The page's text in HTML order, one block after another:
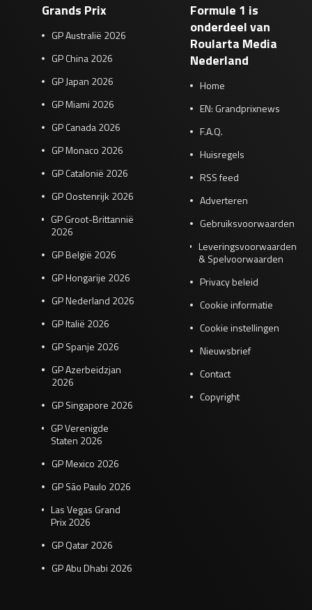
Grands Prix
GP Australië 2026
GP China 2026
GP Japan 2026
GP Miami 2026
GP Canada 2026
GP Monaco 2026
GP Catalonië 2026
GP Oostenrijk 2026
GP Groot-Brittannië
2026
GP België 2026
GP Hongarije 2026
GP Nederland 2026
GP Italië 2026
GP Spanje 2026
GP Azerbeidzjan
2026
GP Singapore 2026
GP Verenigde
Staten 2026
GP Mexico 2026
GP São Paulo 2026
Las Vegas Grand
Prix 2026
GP Qatar 2026
GP Abu Dhabi 2026
Formule 1 is
onderdeel van
Roularta Media
Nederland
Home
EN: Grandprixnews
F.A.Q.
Huisregels
RSS feed
Adverteren
Gebruiksvoorwaarden
Leveringsvoorwaarden
& Spelvoorwaarden
Privacy beleid
Cookie informatie
Cookie instellingen
Nieuwsbrief
Contact
Copyright